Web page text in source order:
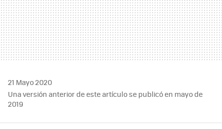
21 Mayo 2020
Una versión anterior de este artículo se publicó en mayo de
2019